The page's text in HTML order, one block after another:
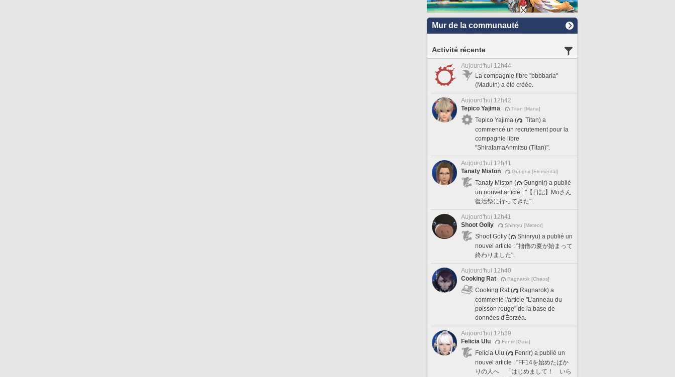
Mur de la communauté
Activité récente
Aujourd'hui 12h44
La compagnie libre "bbbbaria"
(Maduin) a été créée.
Aujourd'hui 12h42
Tepico Yajima
Titan [Mana]
Tepico Yajima (
Titan) a
commencé un recrutement pour la
compagnie libre
"ShiratamaAnmitsu (Titan)".
Aujourd'hui 12h41
Tanaty Miston
Gungnir [Elemental]
Tanaty Miston (
Gungnir) a publié
un nouvel article : "【日記】Moさん
復活祭に行ってきた".
Aujourd'hui 12h41
Shoot Goliy
Shinryu [Meteor]
Shoot Goliy (
Shinryu) a publié un
nouvel article : "拙僧の夏が始まって
終わりました".
Aujourd'hui 12h40
Cooking Rat
Ragnarok [Chaos]
Cooking Rat (
Ragnarok) a
commenté l'article "L'anneau du
poisson rouge" de la base de
données d'Éorzéa.
Aujourd'hui 12h39
Felicia Ulu
Fenrir [Gaia]
Felicia Ulu (
Fenrir) a publié un
nouvel article : "FF14を始めたばか
りの人へ 「はじめまして！ いら